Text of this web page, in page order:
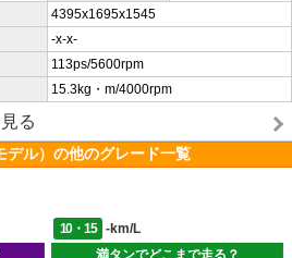
4395x1695x1545
-x-x-
113ps/5600rpm
15.3kg・m/4000rpm
る
ル）の他のグレード一覧
10・15
-km/L